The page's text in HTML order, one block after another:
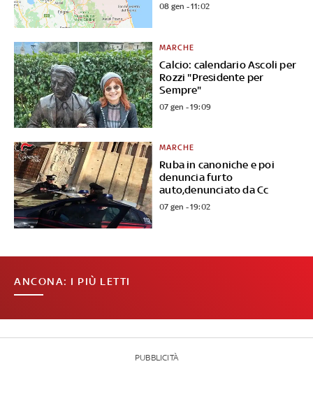
08 gen - 11:02
Calcio: calendario Ascoli per
Rozzi "Presidente per
Sempre"
MARCHE
07 gen - 19:09
Ruba in canoniche e poi
denuncia furto
auto,denunciato da Cc
MARCHE
07 gen - 19:02
ANCONA: I PIÙ LETTI
PUBBLICITÀ